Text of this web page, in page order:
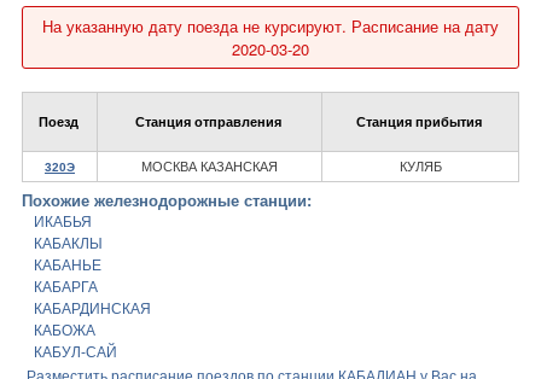
На указанную дату поезда не курсируют. Расписание на дату
2020-03-20
Поезд Станция отправления Станция прибытия
320Э МОСКВА КАЗАНСКАЯ КУЛЯБ
Похожие железнодорожные станции:
ИКАБЬЯ
КАБАКЛЫ
КАБАНЬЕ
КАБАРГА
КАБАРДИНСКАЯ
КАБОЖА
КАБУЛ-САЙ